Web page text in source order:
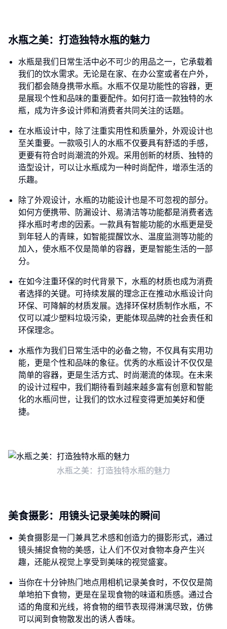
水瓶之美：打造独特水瓶的魅力
水瓶是我们日常生活中必不可少的用品之一，它承载着
我们的饮水需求。无论是在家、在办公室或者在户外，
我们都会随身携带水瓶。水瓶不仅是功能性的容器，更
是展现个性和品味的重要配件。如何打造一款独特的水
瓶，成为许多设计师和消费者共同关注的话题。
在水瓶设计中，除了注重实用性和质量外，外观设计也
至关重要。一款吸引人的水瓶不仅要具有舒适的手感，
更要有符合时尚潮流的外观。采用创新的材质、独特的
造型设计，可以让水瓶成为一种时尚配件，增添生活的
乐趣。
除了外观设计，水瓶的功能设计也是不可忽视的部分。
如何方便携带、防漏设计、易清洁等功能都是消费者选
择水瓶时考虑的因素。一款具有智能功能的水瓶更是受
到年轻人的青睐，如智能提醒饮水、温度监测等功能的
加入，使水瓶不仅是简单的容器，更是智能生活的一部
分。
在如今注重环保的时代背景下，水瓶的材质也成为消费
者选择的关键。可持续发展的理念正在推动水瓶设计向
环保、可降解的材质发展。选择环保材质制作水瓶，不
仅可以减少塑料垃圾污染，更能体现品牌的社会责任和
环保理念。
水瓶作为我们日常生活中的必备之物，不仅具有实用功
能，更是个性和品味的象征。优秀的水瓶设计不仅仅是
简单的容器，更是生活方式、时尚潮流的体现。在未来
的设计过程中，我们期待看到越来越多富有创意和智能
化的水瓶问世，让我们的饮水过程变得更加美好和便
捷。
水瓶之美：打造独特水瓶的魅力
美食摄影：用镜头记录美味的瞬间
美食摄影是一门兼具艺术感和创造力的摄影形式，通过
镜头捕捉食物的美感，让人们不仅对食物本身产生兴
趣，还能从视觉上享受到美味的视觉盛宴。
当你在十分钟热门地点用相机记录美食时，不仅仅是简
单地拍下食物，更是在呈现食物的味道和质感。通过合
适的角度和光线，将食物的细节表现得淋漓尽致，仿佛
可以闻到食物散发出的诱人香味。